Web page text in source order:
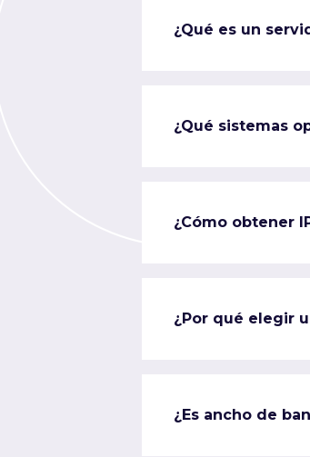
¿Qué es un
¿Qué sistemas
¿Cómo obtener
¿Por qué elegir
¿Es ancho de